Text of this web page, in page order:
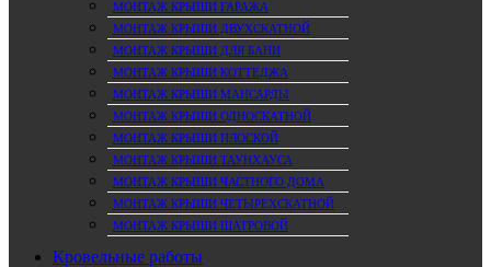
МОНТАЖ КРЫШИ ГАРАЖА
МОНТАЖ КРЫШИ ДВУХСКАТНОЙ
МОНТАЖ КРЫШИ ДЛЯ БАНИ
МОНТАЖ КРЫШИ КОТТЕДЖА
МОНТАЖ КРЫШИ МАНСАРДЫ
МОНТАЖ КРЫШИ ОДНОСКАТНОЙ
МОНТАЖ КРЫШИ ПЛОСКОЙ
МОНТАЖ КРЫШИ ТАУНХАУСА
МОНТАЖ КРЫШИ ЧАСТНОГО ДОМА
МОНТАЖ КРЫШИ ЧЕТЫРЕХСКАТНОЙ
МОНТАЖ КРЫШИ ШАТРОВОЙ
Кровельные работы